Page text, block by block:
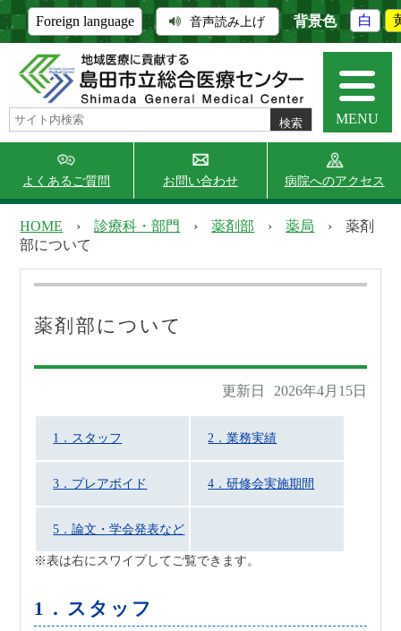
Foreign language 音声読み上げ 背景色 白
MENU
よくあるご質問 お問い合わせ 病院へのアクセス
HOME › 診療科・部門 › 薬剤部 › 薬局 ›
薬剤
部について
薬剤部について
更新日 2026年4月15日
1．スタッフ 2．業務実績
3．プレアボイド 4．研修会実施期間
5．論文・学会発表など
1．スタッフ